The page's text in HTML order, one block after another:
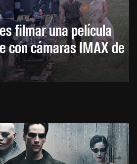
filmar una película
con cámaras IMAX de